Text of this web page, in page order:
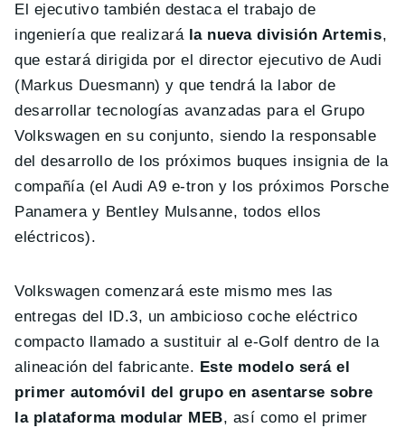
El ejecutivo también destaca el trabajo de
ingeniería que realizará la nueva división Artemis,
que estará dirigida por el director ejecutivo de Audi
(Markus Duesmann) y que tendrá la labor de
desarrollar tecnologías avanzadas para el Grupo
Volkswagen en su conjunto, siendo la responsable
del desarrollo de los próximos buques insignia de la
compañía (el Audi A9 e-tron y los próximos Porsche
Panamera y Bentley Mulsanne, todos ellos
eléctricos).
Volkswagen comenzará este mismo mes las
entregas del ID.3, un ambicioso coche eléctrico
compacto llamado a sustituir al e-Golf dentro de la
alineación del fabricante. Este modelo será el
primer automóvil del grupo en asentarse sobre
la plataforma modular MEB, así como el primer